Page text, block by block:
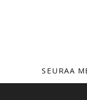
SEURAA